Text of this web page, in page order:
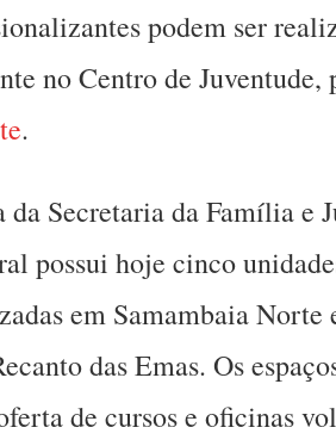
podem ser
no Centro de
.
Secretaria da Família e
possui hoje cinco
em Samambaia Norte
das Emas. Os
de cursos e oficinas